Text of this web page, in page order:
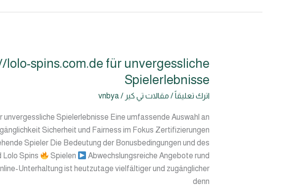
spins.com.de für unvergessliche
Spielerlebnisse
اترك تعليقاً/ مقالات تي كير /
vnbya
Spielerlebnisse Eine umfassende Auswahl an
Sicherheit und Fairness im Fokus Zertifizierungen
Spieler Die Bedeutung der Bonusbedingungen und des
Lolo Spins
Spielen
Abwechslungsreiche Angebote rund
Unterhaltung ist heutzutage vielfältiger und zugänglicher
denn
Abwechslungsreiche
Angebote
rund
um
https://lolo-
spins.com.de
unvergessliche
Spielerlebnisse